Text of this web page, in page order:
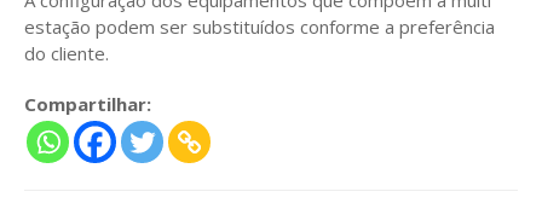
estação podem ser substituídos conforme a preferência
do cliente.
Compartilhar: